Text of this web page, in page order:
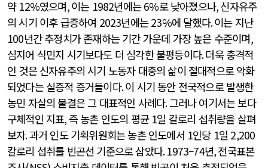
약 12%였으며,이는 1982년에는6%로 낮아졌으나,신자유주
의 시기 이후 급증하여 2023년에는23%에 달했다.이는 지난
100년간 추정치가 존재하는 기간 가운데 가장 높은 수준이며,
심지어 식민지 시기보다도 더 심각한 불평등이다.더욱 충격적
인 것은 신자유주의 시기 노동자 대중의 삶이 절대적으로 악화
되었다는 실증적 증거들이다.이 시기 동안 전국적으로 발생한
농민 자살의 물결은 그 대표적인 사례다.그러나 여기서는 보다
구체적인 지표,즉 농촌 인도의 평균 1일 칼로리 섭취량을 살펴
보자.과거 인도 기획위원회는 농촌 인도에서 1인당 1일 2,200
칼로리 섭취를 빈곤선 기준으로 삼았다. 1973–74년,전국표본